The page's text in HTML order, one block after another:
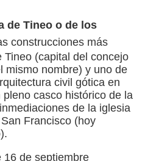
de Tineo o de los
construcciones más
(capital del concejo
mismo nombre) y uno de
civil gótica en
casco histórico de la
de la iglesia
Francisco (hoy
16 de septiembre